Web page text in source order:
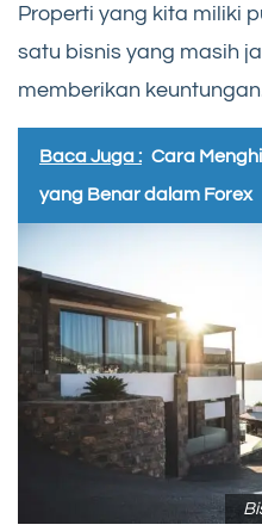
Properti yang kita miliki
satu bisnis yang masih
memberikan
Baca Juga : Cara
yang Benar dalam Forex